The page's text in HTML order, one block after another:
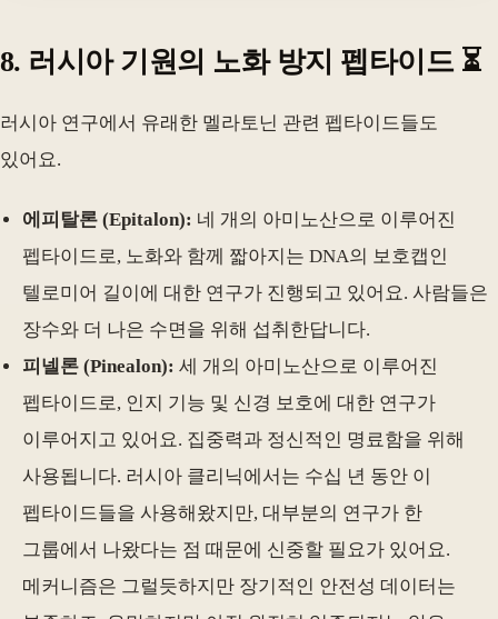
8. 러시아 기원의 노화 방지 펩타이드 ⏳
러시아 연구에서 유래한 멜라토닌 관련 펩타이드들도
있어요.
에피탈론 (Epitalon): 네 개의 아미노산으로 이루어진
펩타이드로, 노화와 함께 짧아지는 DNA의 보호캡인
텔로미어 길이에 대한 연구가 진행되고 있어요. 사람들은
장수와 더 나은 수면을 위해 섭취한답니다.
피넬론 (Pinealon): 세 개의 아미노산으로 이루어진
펩타이드로, 인지 기능 및 신경 보호에 대한 연구가
이루어지고 있어요. 집중력과 정신적인 명료함을 위해
사용됩니다. 러시아 클리닉에서는 수십 년 동안 이
펩타이드들을 사용해왔지만, 대부분의 연구가 한
그룹에서 나왔다는 점 때문에 신중할 필요가 있어요.
메커니즘은 그럴듯하지만 장기적인 안전성 데이터는